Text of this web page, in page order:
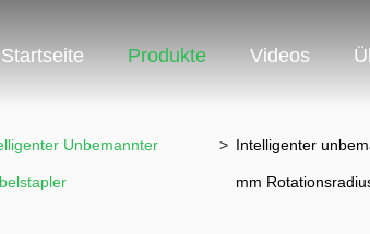
Startseite Produkte Videos
Unbemannter > Intelligenter
mm